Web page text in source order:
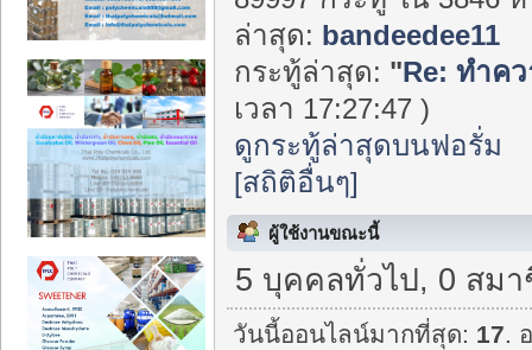
ล่าสุด: bandeedee11
กระทู้ล่าสุด: "Re: ทำค
เวลา 17:27:47 )
ดูกระทู้ล่าสุดบนฟอรั่ม
[สถิติอื่นๆ]
ผู้ใช้งานขณะนี้
5 บุคคลทั่วไป, 0 สม
วันนี้ออนไลน์มากที่สุด: 17.